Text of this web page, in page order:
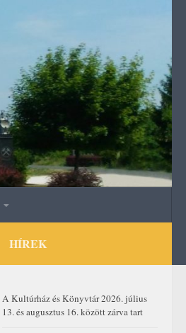
HÍREK
A Kultúrház és Könyvtár 2026. július
13. és augusztus 16. között zárva tart